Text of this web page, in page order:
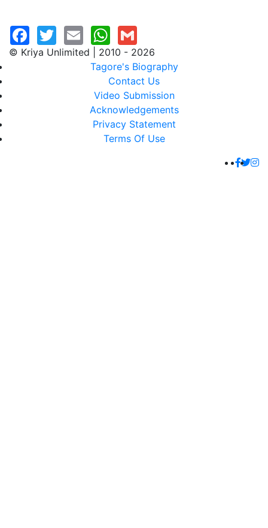
© Kriya Unlimited | 2010 - 2026
Tagore's Biography
Contact Us
Video Submission
Acknowledgements
Privacy Statement
Terms Of Use